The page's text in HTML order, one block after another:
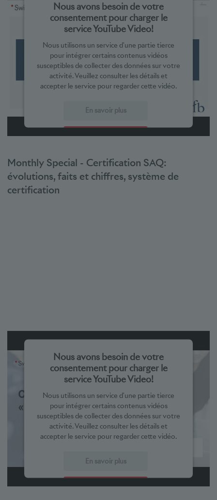
Nous avons besoin de votre
consentement pour charger le
service YouTube Video!
Nous utilisons un service d'une partie tierce
pour intégrer certains contenus vidéos
susceptibles de collecter des données sur votre
activité. Veuillez consulter les détails et
accepter le service pour regarder cette vidéo.
En savoir plus
Accepter
powered by Usercentrics Consent Management Platform
Monthly Special - Certification SAQ:
évolutions, faits et chiffres, système de
certification
Nous avons besoin de votre
consentement pour charger le
service YouTube Video!
Nous utilisons un service d'une partie tierce
pour intégrer certains contenus vidéos
susceptibles de collecter des données sur votre
activité. Veuillez consulter les détails et
accepter le service pour regarder cette vidéo.
En savoir plus
Accepter